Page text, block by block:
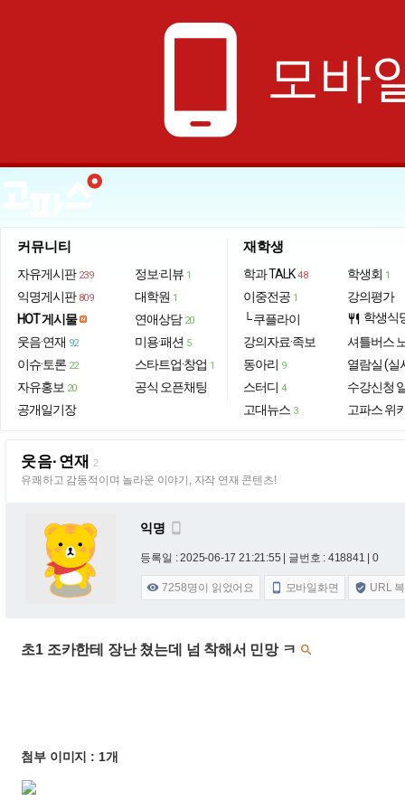
phone_android 모바
커뮤니티
자유게시판 239
익명게시판 809
HOT 게시물
웃음·연재 92
이슈·토론 22
자유홍보 20
공개일기장
정보·리뷰 1
대학원 1
연애상담 20
미용·패션 5
스타트업·창업 1
공식 오픈채팅
재학생
학과 TALK 48
이중전공 1
└ 쿠플라이
강의자료·족보
동아리 9
스터디 4
고대뉴스 3
학생회 1
강의평가
restaurant 학생식
셔틀버스
열람실 (실
수강신청
고파스 위
웃음·연재 2
유쾌하고 감동적이며 놀라운 이야기, 자작 연재 콘텐츠!
익명 
등록일 : 2025-06-17 21:21:55 | 글번호 : 418841 | 0
 7258명이 읽었어요  모바일화면  URL
초1 조카한테 장난 쳤는데 넘 착해서 민망 ㅋ 
첨부 이미지 : 1개